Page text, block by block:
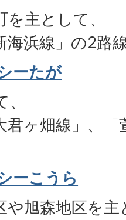
主として、
海浜線」の2路
ーたが
君ヶ畑線」、
ーこうら
や旭森地区を主